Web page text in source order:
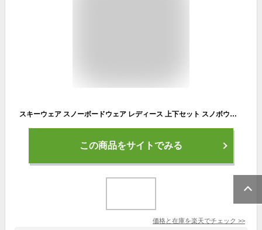
スキーウェア スノーボードウェア レディース 上下セット スノボウェア スノボーウェア スノーウェア ボードウェア スキー スノーボード スノボ スノボー スノー ウェア ボード ジャケット パンツ 上下 セット おしゃれ かわいい 2025-2026 新作 送料無料
この商品をサイトでみる
価格と在庫を楽天でチェック >>